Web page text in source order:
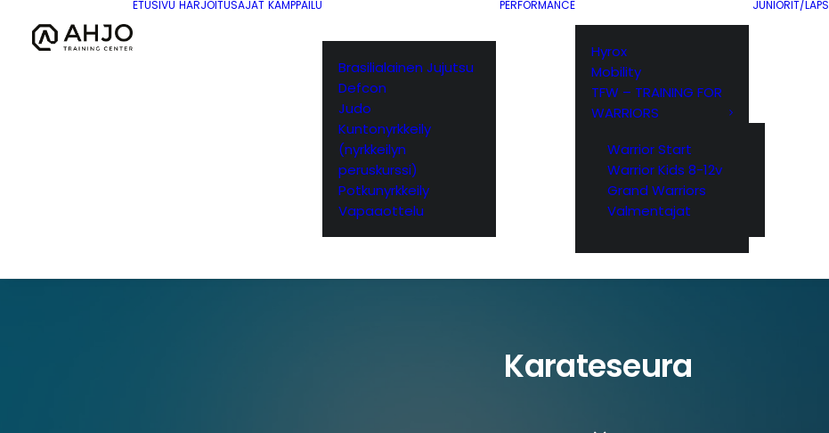
ETUSIVU HARJOITUSAJAT KAMPPAILU
Brasilialainen Jujutsu
Defcon
Judo
Kuntonyrkkeily
(nyrkkeilyn
peruskurssi)
Potkunyrkkeily
Vapaaottelu
PERFORMANCE
Hyrox
Mobility
TFW – TRAINING FOR
WARRIORS
Warrior Start
Warrior Kids 8-12v
Grand Warriors
Valmentajat
JUNIORIT/
Karateseura